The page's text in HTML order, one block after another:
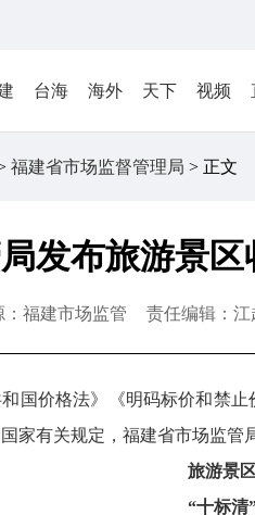
台海 海外 天下 视频
福建省市场监督管理局 > 正文
发布旅游景区
：福建市场监管 责任编辑：江
国价格法》《明码标价和禁
家有关规定，福建省市场监管
旅游景
“十标清